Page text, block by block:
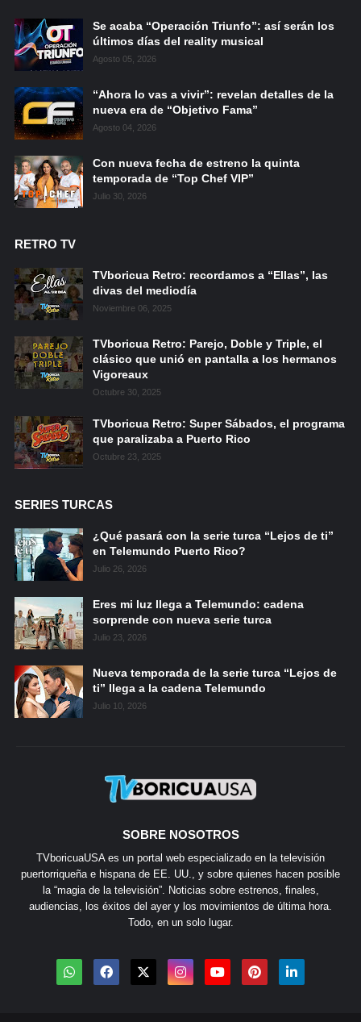
Se acaba “Operación Triunfo”: así serán los
últimos días del reality musical
Agosto 05, 2026
“Ahora lo vas a vivir”: revelan detalles de la
nueva era de “Objetivo Fama”
Agosto 04, 2026
Con nueva fecha de estreno la quinta
temporada de “Top Chef VIP”
Julio 30, 2026
RETRO TV
TVboricua Retro: recordamos a “Ellas”, las
divas del mediodía
Noviembre 06, 2025
TVboricua Retro: Parejo, Doble y Triple, el
clásico que unió en pantalla a los hermanos
Vigoreaux
Octubre 30, 2025
TVboricua Retro: Super Sábados, el programa
que paralizaba a Puerto Rico
Octubre 23, 2025
SERIES TURCAS
¿Qué pasará con la serie turca “Lejos de ti”
en Telemundo Puerto Rico?
Julio 26, 2026
Eres mi luz llega a Telemundo: cadena
sorprende con nueva serie turca
Julio 23, 2026
Nueva temporada de la serie turca “Lejos de
ti” llega a la cadena Telemundo
Julio 10, 2026
SOBRE NOSOTROS
TVboricuaUSA es un portal web especializado en la televisión
puertorriqueña e hispana de EE. UU., y sobre quienes hacen posible
la “magia de la televisión”. Noticias sobre estrenos, finales,
audiencias, los éxitos del ayer y los movimientos de última hora.
Todo, en un solo lugar.